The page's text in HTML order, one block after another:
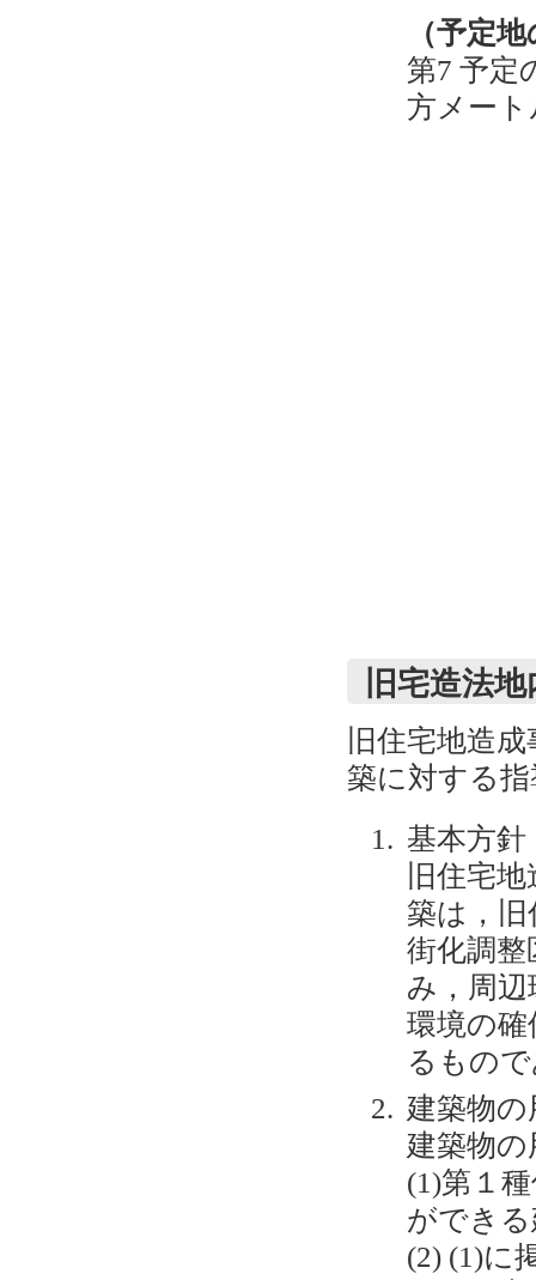
（予定
第7 予定
方メー
旧宅造法
旧住宅地造
築に対する
基本方針
旧住宅
築は，
街化調
み，周
環境の
るもの
建築物の
建築物
(1)第１
ができ
(2) (1)に